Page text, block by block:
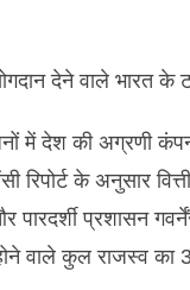
देने वाले भारत के
में देश की अग्रणी
रिपोर्ट के अनुसार
पारदर्शी प्रशासन
वाले कुल राजस्व का